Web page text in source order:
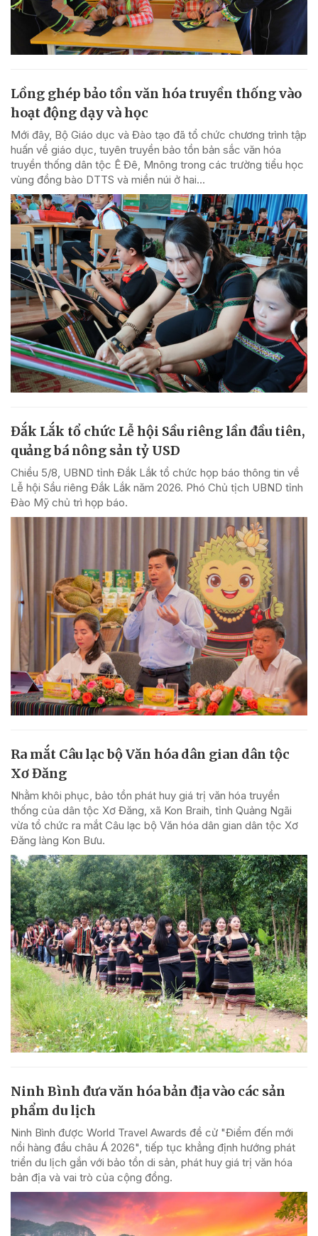
Lồng ghép bảo tồn văn hóa truyền thống vào
hoạt động dạy và học
Mới đây, Bộ Giáo dục và Đào tạo đã tổ chức chương trình tập
huấn về giáo dục, tuyên truyền bảo tồn bản sắc văn hóa
truyền thống dân tộc Ê Đê, Mnông trong các trường tiểu học
vùng đồng bào DTTS và miền núi ở hai...
Đắk Lắk tổ chức Lễ hội Sầu riêng lần đầu tiên,
quảng bá nông sản tỷ USD
Chiều 5/8, UBND tỉnh Đắk Lắk tổ chức họp báo thông tin về
Lễ hội Sầu riêng Đắk Lắk năm 2026. Phó Chủ tịch UBND tỉnh
Đào Mỹ chủ trì họp báo.
Ra mắt Câu lạc bộ Văn hóa dân gian dân tộc
Xơ Đăng
Nhằm khôi phục, bảo tồn phát huy giá trị văn hóa truyền
thống của dân tộc Xơ Đăng, xã Kon Braih, tỉnh Quảng Ngãi
vừa tổ chức ra mắt Câu lạc bộ Văn hóa dân gian dân tộc Xơ
Đăng làng Kon Bưu.
Ninh Bình đưa văn hóa bản địa vào các sản
phẩm du lịch
Ninh Bình được World Travel Awards đề cử "Điểm đến mới
nổi hàng đầu châu Á 2026", tiếp tục khẳng định hướng phát
triển du lịch gắn với bảo tồn di sản, phát huy giá trị văn hóa
bản địa và vai trò của cộng đồng.